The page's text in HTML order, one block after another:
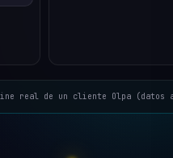
real de un cliente Olpa (datos